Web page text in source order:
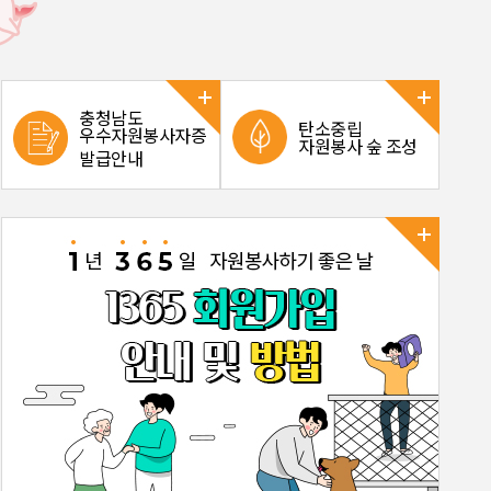
충청남도
우수자원봉사자증
발급안내
탄소중립
자원봉사 숲 조성